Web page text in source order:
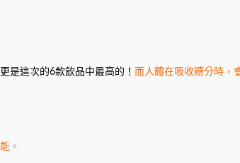
是這次的6款飲品中最高的！ 而人體在吸收糖分時，
。